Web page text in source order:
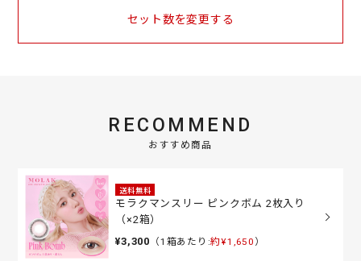
セット数を変更する
RECOMMEND
おすすめ商品
送料無料
モラクマンスリー ピンクボム 2枚入り
（×2箱）
¥3,300 （1箱あたり:約¥1,650 ）